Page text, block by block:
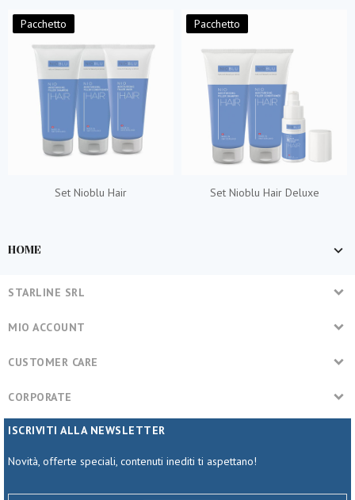
HOME
Pacchetto
Set Nioblu Hair
Pacchetto
Set Nioblu Hair Deluxe
STARLINE SRL
MIO ACCOUNT
CUSTOMER CARE
CORPORATE
ISCRIVITI ALLA NEWSLETTER
Novità, offerte speciali, contenuti inediti ti aspettano!